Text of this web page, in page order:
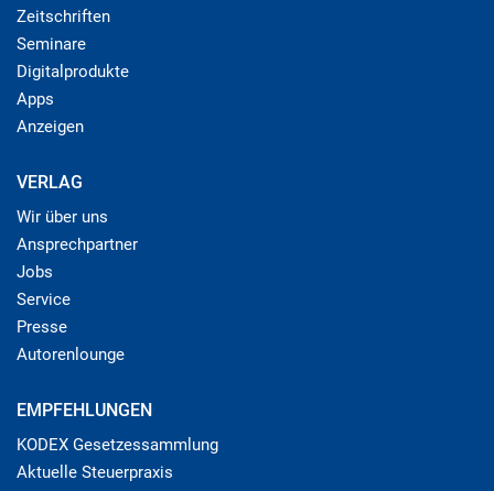
Zeitschriften
Seminare
Digitalprodukte
Apps
Anzeigen
VERLAG
Wir über uns
Ansprechpartner
Jobs
Service
Presse
Autorenlounge
EMPFEHLUNGEN
KODEX Gesetzessammlung
Aktuelle Steuerpraxis